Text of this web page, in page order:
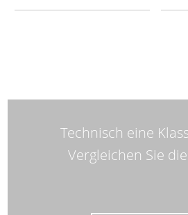
Technisch eine
Vergleichen Sie